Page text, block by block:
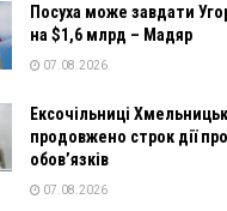
Посуха може завдати
на $1,6 млрд – Мадяр
07.08.2026
Ексочільниці
продовжено строк дії
обов’язків
07.08.2026